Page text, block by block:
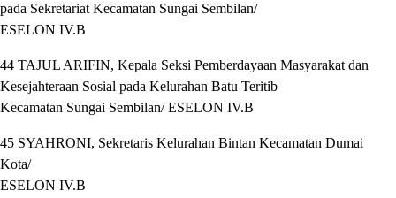
pada Sekretariat Kecamatan Sungai Sembilan/
ESELON IV.B
44 TAJUL ARIFIN, Kepala Seksi Pemberdayaan Masyarakat dan
Kesejahteraan Sosial pada Kelurahan Batu Teritib
Kecamatan Sungai Sembilan/ ESELON IV.B
45 SYAHRONI, Sekretaris Kelurahan Bintan Kecamatan Dumai
Kota/
ESELON IV.B